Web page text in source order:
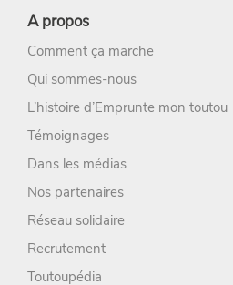
A propos
Comment ça marche
Qui sommes-nous
L’histoire d’Emprunte mon toutou
Témoignages
Dans les médias
Nos partenaires
Réseau solidaire
Recrutement
Toutoupédia